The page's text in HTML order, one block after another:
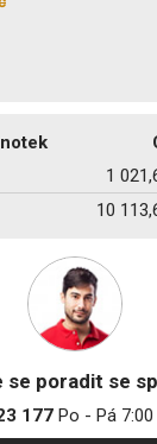
1
10
se poradit se
177Po - Pá 7:00